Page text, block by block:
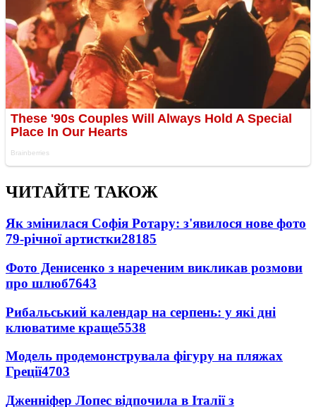
ЧИТАЙТЕ ТАКОЖ
Як змінилася Софія Ротару: з'явилося нове фото
79-річної артистки28185
Фото Денисенко з нареченим викликав розмови
про шлюб7643
Рибальський календар на серпень: у які дні
клюватиме краще5538
Модель продемонструвала фігуру на пляжах
Греції4703
Дженніфер Лопес відпочила в Італії з